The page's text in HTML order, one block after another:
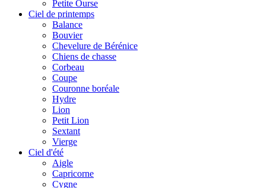
Petite Ourse
Ciel de printemps
Balance
Bouvier
Chevelure de Bérénice
Chiens de chasse
Corbeau
Coupe
Couronne boréale
Hydre
Lion
Petit Lion
Sextant
Vierge
Ciel d'été
Aigle
Capricorne
Cygne